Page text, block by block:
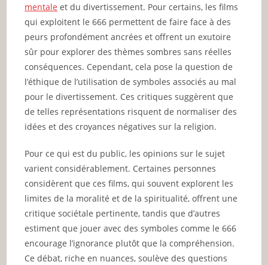
mentale et du divertissement. Pour certains, les films
qui exploitent le 666 permettent de faire face à des
peurs profondément ancrées et offrent un exutoire
sûr pour explorer des thèmes sombres sans réelles
conséquences. Cependant, cela pose la question de
l’éthique de l’utilisation de symboles associés au mal
pour le divertissement. Ces critiques suggèrent que
de telles représentations risquent de normaliser des
idées et des croyances négatives sur la religion.
Pour ce qui est du public, les opinions sur le sujet
varient considérablement. Certaines personnes
considèrent que ces films, qui souvent explorent les
limites de la moralité et de la spiritualité, offrent une
critique sociétale pertinente, tandis que d’autres
estiment que jouer avec des symboles comme le 666
encourage l’ignorance plutôt que la compréhension.
Ce débat, riche en nuances, soulève des questions